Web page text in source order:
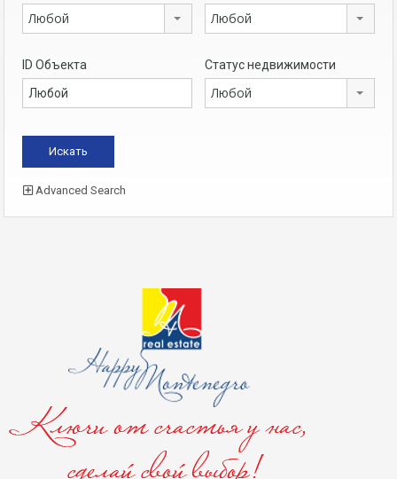
Любой Любой
ID Объекта Статус недвижимости
Любой
Advanced Search